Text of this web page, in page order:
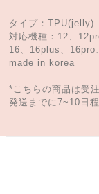
タイプ：TPU(jelly)
対応機種：12、
16、16plus、16pro
made in korea
*こちらの商品は受
発送までに7~10日